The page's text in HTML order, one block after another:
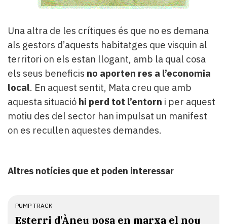
Una altra de les crítiques és que no es demana
als gestors d’aquests habitatges que visquin al
territori on els estan llogant, amb la qual cosa
els seus beneficis no aporten res a l’economia
local. En aquest sentit, Mata creu que amb
aquesta situació hi perd tot l’entorn i per aquest
motiu des del sector han impulsat un manifest
on es recullen aquestes demandes.
Altres notícies que et poden interessar
PUMP TRACK
Esterri d'Àneu posa en marxa el nou